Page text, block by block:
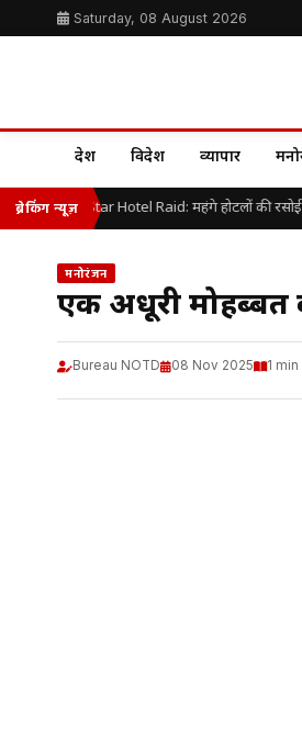
Saturday, 08 August 2026
देश विदेश व्यापार
ब्रेकिंग न्यूज़5-Star Hotel Raid: महंगे होटलों की रसोई में
मनोरंजन
एक अधूरी मोहब्बत
Bureau NOTD 08 Nov 2025 1 min